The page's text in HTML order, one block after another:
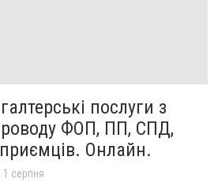
послуги з
ФОП, ПП, СПД,
Онлайн.
1 серпня